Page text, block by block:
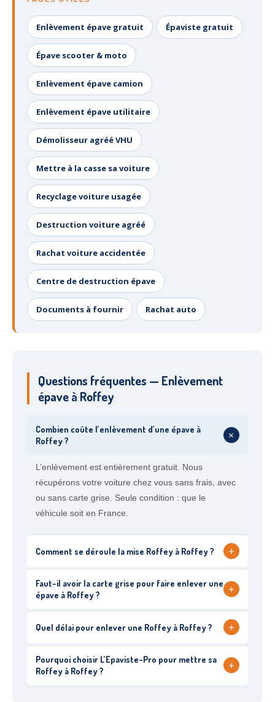
Enlèvement épave gratuit Épaviste gratuit
Épave scooter & moto
Enlèvement épave camion
Enlèvement épave utilitaire
Démolisseur agréé VHU
Mettre à la casse sa voiture
Recyclage voiture usagée
Destruction voiture agréé
Rachat voiture accidentée
Centre de destruction épave
Documents à fournir Rachat auto
Questions fréquentes — Enlèvement
épave à Roffey
Combien coûte l’enlèvement d’une épave à
Roffey ?
+
L’enlèvement est entièrement gratuit. Nous
récupérons votre voiture chez vous sans frais, avec
ou sans carte grise. Seule condition : que le
véhicule soit en France.
Comment se déroule la mise Roffey à Roffey ? +
Faut-il avoir la carte grise pour faire enlever une
épave à Roffey ?
+
Quel délai pour enlever une Roffey à Roffey ? +
Pourquoi choisir L’Epaviste-Pro pour mettre sa
Roffey à Roffey ?
+